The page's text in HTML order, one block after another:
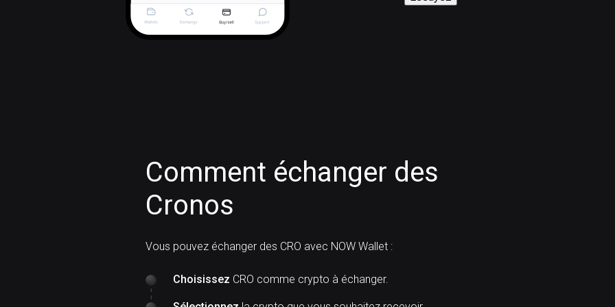
Comment échanger des
Cronos
Vous pouvez échanger des CRO avec NOW Wallet :
Choisissez CRO comme crypto à échanger.